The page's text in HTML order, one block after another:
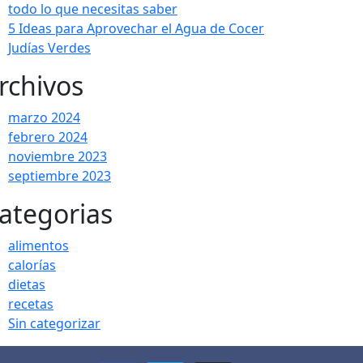
todo lo que necesitas saber
5 Ideas para Aprovechar el Agua de Cocer
Judías Verdes
marzo 2024
febrero 2024
noviembre 2023
septiembre 2023
alimentos
calorías
dietas
recetas
Sin categorizar